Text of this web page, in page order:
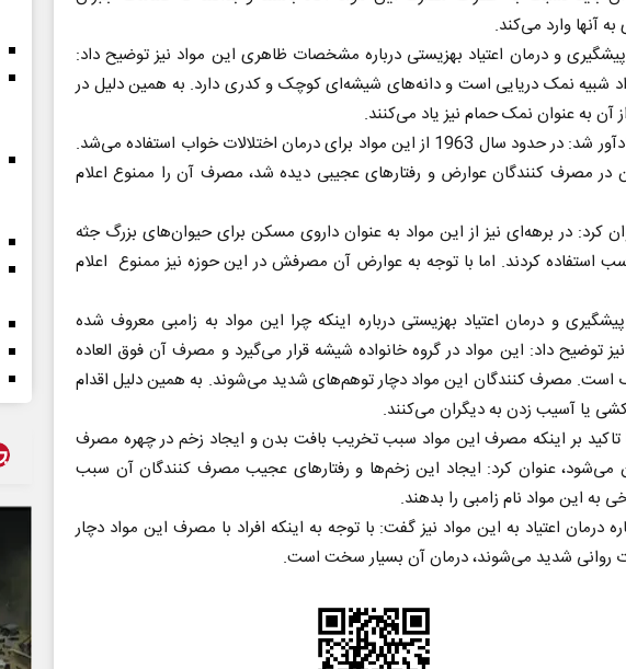
به آنها وارد می‌کند.
و درمان اعتیاد بهزیستی درباره مشخصات ظاهری این مواد نیز توضیح داد:
شبیه نمک دریایی است و دانه‌های شیشه‌ای کوچک و کدری دارد. به همین دلیل در
آن به عنوان نمک حمام نیز یاد می‌کنند.
اقطار یادآور شد: در ‌حدود سال 1963 از این مواد برای درمان اختلالات خواب استفاده می‌شد.
در مصرف کنندگان عوارض و رفتارهای عجیبی دیده شد، مصرف آن را ممنوع اعلام
کرد: در برهه‌ای نیز از این مواد به عنوان داروی مسکن برای حیوان‌های بزرگ جثه
استفاده کردند. اما با توجه به عوارض آن مصرفش ‌در این حوزه نیز ممنوع اعلام
و درمان اعتیاد بهزیستی درباره اینکه چرا این مواد به زامبی معروف شده
توضیح داد:‌ این مواد در گروه خانواده شیشه قرار می‌گیرد و مصرف آن فوق العاده
است. مصرف کنندگان این مواد دچار توهم‌های شدید می‌شوند. به همین دلیل اقدام
یا آسیب زدن به دیگران می‌کنند.
تاکید بر اینکه مصرف این مواد سبب تخریب بافت بدن و ایجاد زخم در چهره مصرف
می‌شود، عنوان کرد: ایجاد این زخم‌ها و رفتارهای عجیب مصرف کنندگان آن سبب
به این مواد نام زامبی را بدهند.
درمان اعتیاد به این مواد ‌نیز گفت: با توجه به اینکه افراد با مصرف این مواد دچار
روانی شدید می‌شوند، درمان آن بسیار سخت است.‌